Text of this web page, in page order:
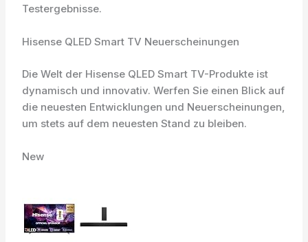
Testergebnisse.
Hisense QLED Smart TV Neuerscheinungen
Die Welt der Hisense QLED Smart TV-Produkte ist
dynamisch und innovativ. Werfen Sie einen Blick auf
die neuesten Entwicklungen und Neuerscheinungen,
um stets auf dem neuesten Stand zu bleiben.
New